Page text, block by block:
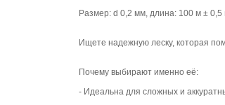
Размер: d 0,2 мм, длина: 100 м ± 0,5
Ищете надежную леску, которая
Почему выбирают именно её:
- Идеальна для сложных и